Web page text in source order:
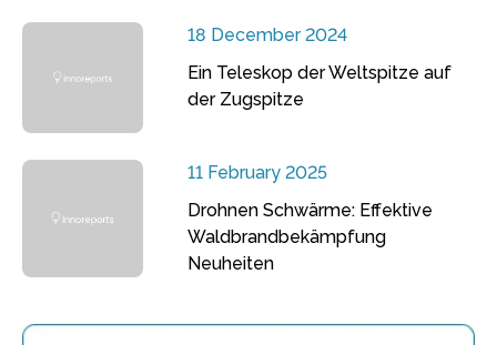
18 December 2024
Ein Teleskop der Weltspitze auf
der Zugspitze
11 February 2025
Drohnen Schwärme: Effektive
Waldbrandbekämpfung
Neuheiten